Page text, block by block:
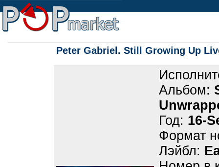
Peter Gabriel. Still Growing Up
Альбом:
Год: 16-
Формат
Лэйбл: